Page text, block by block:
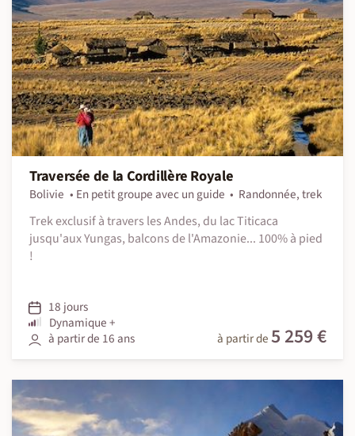
Traversée de la Cordillère Royale
Bolivie En petit groupe avec un guide
Randonnée, trek
Trek exclusif à travers les Andes, du lac Titicaca
jusqu'aux Yungas, balcons de l'Amazonie... 100% à pied
!
18 jours
Dynamique +
à partir de 16 ans
à partir de 5 259 €